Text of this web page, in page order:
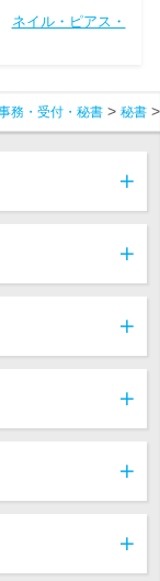
ネイル・ピアス・
務・受付・秘書 秘書